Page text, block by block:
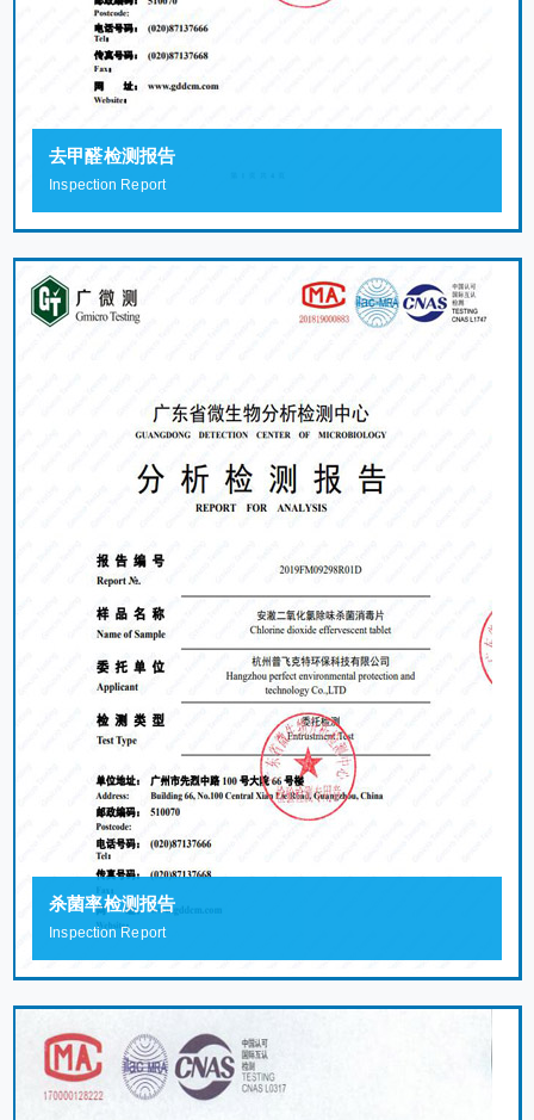
去甲醛检测报告
Inspection Report
杀菌率检测报告
Inspection Report